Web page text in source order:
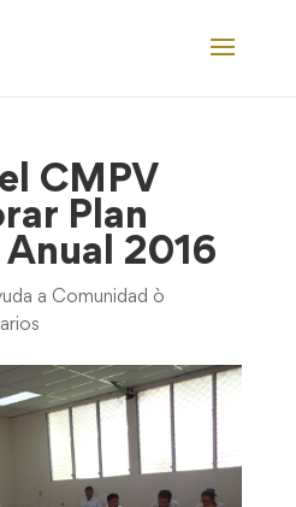
CMPV
Plan
2016
a Comunidad ò